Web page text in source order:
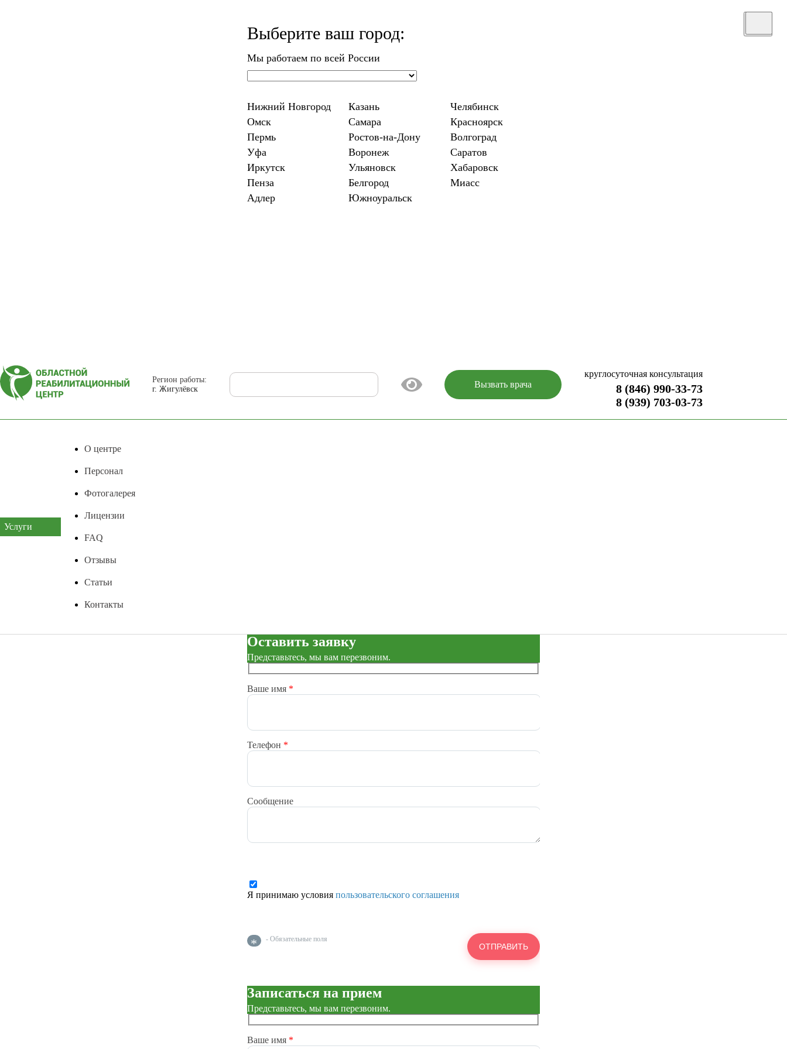
Выберите ваш город:
Мы работаем по всей России
Нижний Новгород Казань
Челябинск
Омск
Самара
Красноярск
Пермь
Ростов-на-Дону
Волгоград
Уфа
Воронеж
Саратов
Иркутск
Ульяновск
Хабаровск
Пенза
Белгород
Миасс
Адлер
Южноуральск
Регион работы:
г. Жигулёвск
Вызвать врача
круглосуточная консультация
8 (846) 990-33-73
8 (939) 703-03-73
Услуги
О центре
Персонал
Фотогалерея
Лицензии
FAQ
Отзывы
Статьи
Контакты
Оставить заявку
Представьтесь, мы вам перезвоним.
Ваше имя *
Телефон *
Сообщение
Я принимаю условия пользовательского соглашения
* - Обязательные поля
Записаться на прием
Представьтесь, мы вам перезвоним.
Ваше имя *